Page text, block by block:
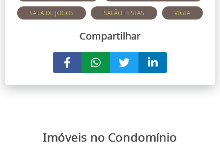
SALA DE JOGOS SALÃO FESTAS VIGIA
Compartilhar
Imóveis no Condomínio